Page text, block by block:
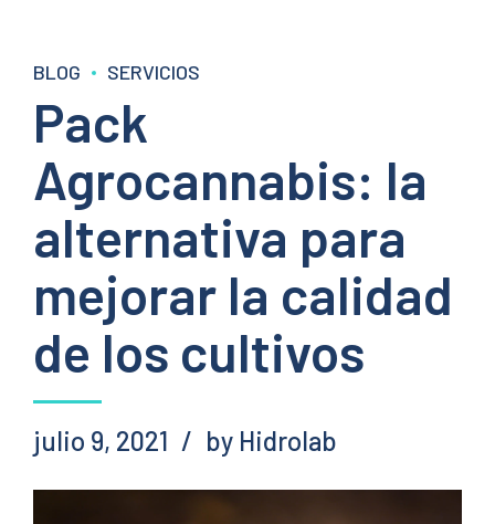
BLOG SERVICIOS
Pack
Agrocannabis: la
alternativa para
mejorar la calidad
de los cultivos
julio 9, 2021 by Hidrolab